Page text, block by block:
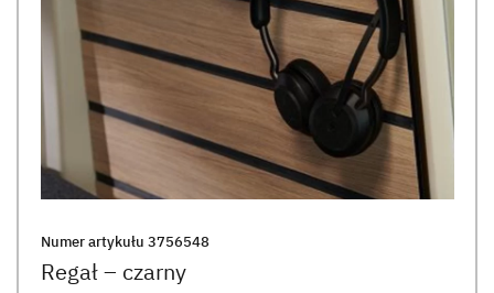
Numer artykułu 3756548
Regał – czarny